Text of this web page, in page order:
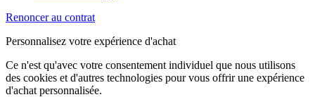
Renoncer au contrat
Personnalisez votre expérience d'achat
Ce n'est qu'avec votre consentement individuel que nous utilisons
des cookies et d'autres technologies pour vous offrir une expérience
d'achat personnalisée.